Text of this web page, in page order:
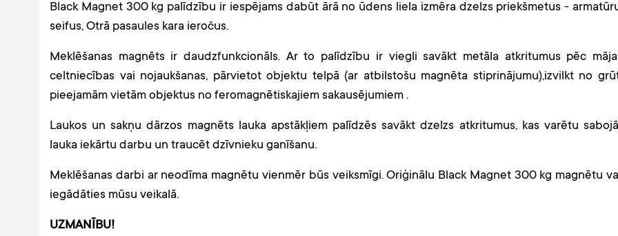
Black Magnet 300 kg palīdzību ir iespējams dabūt ārā no ūdens liela izmēra dzelzs priekšmetus -
seifus, Otrā pasaules kara ieročus.
Meklēšanas magnēts ir daudzfunkcionāls. Ar to palīdzību ir viegli savākt metāla atkritumus pēc
celtniecības vai nojaukšanas, pārvietot objektu telpā (ar atbilstošu magnēta stiprinājumu),izvilkt no
pieejamām vietām objektus no feromagnētiskajiem sakausējumiem .
Laukos un sakņu dārzos magnēts lauka apstākļiem palīdzēs savākt dzelzs atkritumus, kas varētu
lauka iekārtu darbu un traucēt dzīvnieku ganīšanu.
Meklēšanas darbi ar neodīma magnētu vienmēr būs veiksmīgi. Oriģinālu Black Magnet 300 kg magnētu
iegādāties mūsu veikalā.
UZMANĪBU!